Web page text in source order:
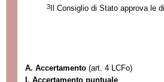
3 Il Consiglio di Stato approva le
A. Accertamento(art. 4 LCFo)
I. Accertamento puntuale